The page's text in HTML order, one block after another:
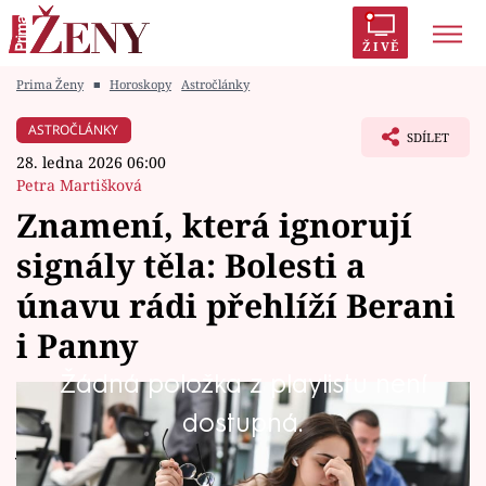
ŽIVĚ
Módní alarm
Témata
Celebrity
Vztahy
Seriály
Prima Ženy ■ Horoskopy Astročlánky
ASTROČLÁNKY
28. ledna 2026 06:00
Petra Martišková
SDÍLET
Znamení, která ignorují
signály těla: Bolesti a
únavu rádi přehlíží Berani
i Panny
Žádná položka z playlistu není
dostupná.
Únava, bolest hlavy, napětí nebo pocit, že už
je toho prostě moc. Tělo nám dává signály
neustále, jenže ne každý mu naslouchá.